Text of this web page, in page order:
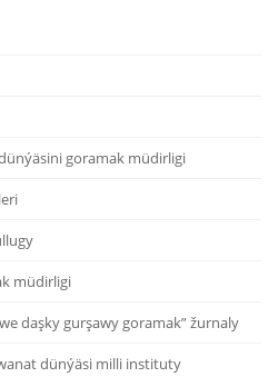
goramak müdirligi
müdirligi
daşky gurşawy goramak” žurnaly
dünýäsi milli instituty